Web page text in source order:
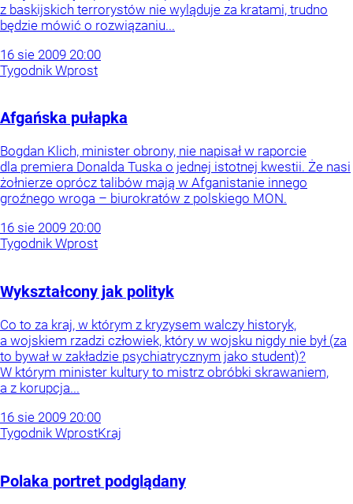
z baskijskich terrorystów nie wyląduje za kratami, trudno
będzie mówić o rozwiązaniu...
16 sie 2009 20:00
Tygodnik Wprost
Afgańska pułapka
Bogdan Klich, minister obrony, nie napisał w raporcie
dla premiera Donalda Tuska o jednej istotnej kwestii. Że nasi
żołnierze oprócz talibów mają w Afganistanie innego
groźnego wroga – biurokratów z polskiego MON.
16 sie 2009 20:00
Tygodnik Wprost
Wykształcony jak polityk
Co to za kraj, w którym z kryzysem walczy historyk,
a wojskiem rzadzi człowiek, który w wojsku nigdy nie był (za
to bywał w zakładzie psychiatrycznym jako student)?
W którym minister kultury to mistrz obróbki skrawaniem,
a z korupcja...
16 sie 2009 20:00
Tygodnik WprostKraj
Polaka portret podglądany